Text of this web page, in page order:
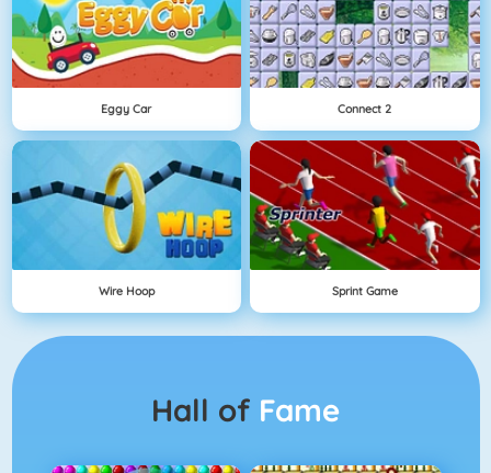
Eggy Car Connect 2
Wire Hoop Sprint Game
Hall of Fame